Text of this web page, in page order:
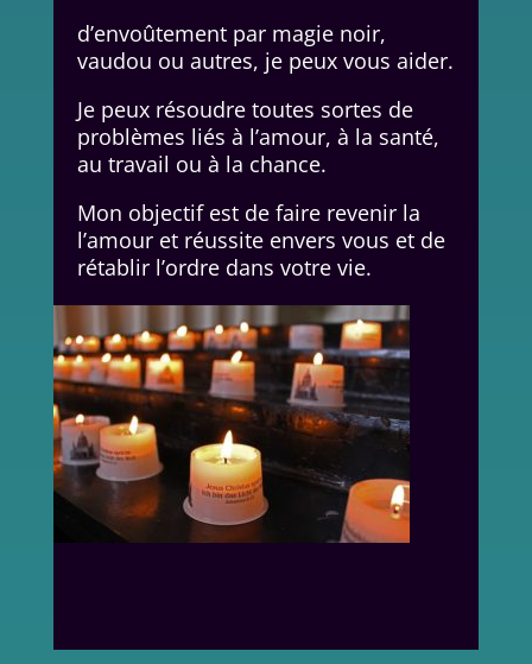
d’envoûtement par magie noir,
vaudou ou autres, je peux vous aider.
Je peux résoudre toutes sortes de
problèmes liés à l’amour, à la santé,
au travail ou à la chance.
Mon objectif est de faire revenir la
l’amour et réussite envers vous et de
rétablir l’ordre dans votre vie.